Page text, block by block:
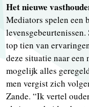
Het nieuwe
Mediators spelen
top tien van
deze situatie naar
mogelijk alles
men vergist zich
Zande. “Ik vertel